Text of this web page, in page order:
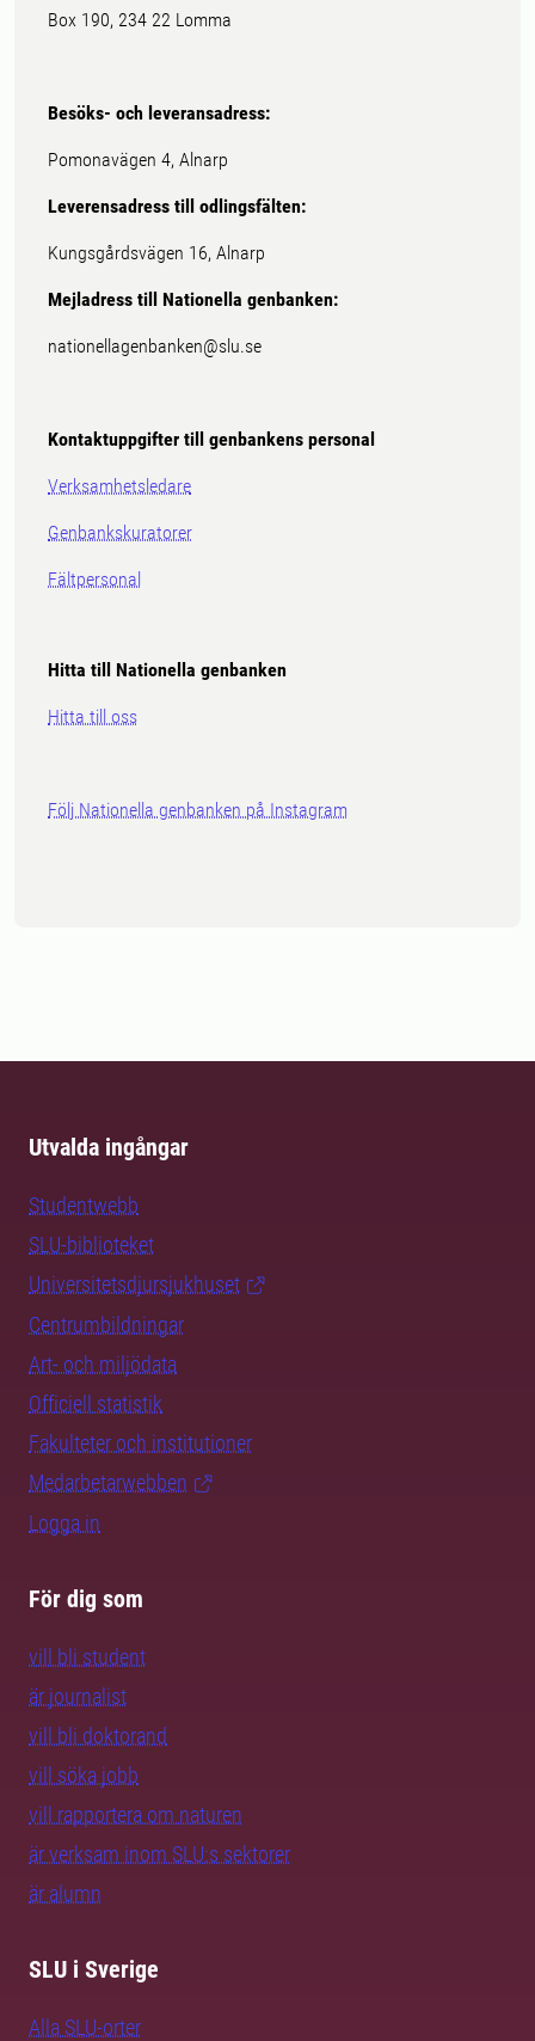
Box 190, 234 22 Lomma
Besöks- och leveransadress:
Pomonavägen 4, Alnarp
Leverensadress till odlingsfälten:
Kungsgårdsvägen 16, Alnarp
Mejladress till Nationella genbanken:
nationellagenbanken@slu.se
Kontaktuppgifter till genbankens personal
Verksamhetsledare
Genbankskuratorer
Fältpersonal
Hitta till Nationella genbanken
Hitta till oss
Följ Nationella genbanken på Instagram
Utvalda ingångar
Studentwebb
SLU-biblioteket
Universitetsdjursjukhuset
Centrumbildningar
Art- och miljödata
Officiell statistik
Fakulteter och institutioner
Medarbetarwebben
Logga in
För dig som
vill bli student
är journalist
vill bli doktorand
vill söka jobb
vill rapportera om naturen
är verksam inom SLU:s sektorer
är alumn
SLU i Sverige
Alla SLU-orter